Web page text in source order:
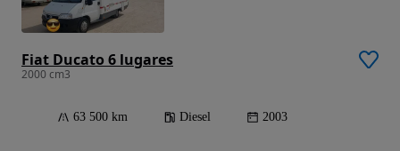
Fiat Ducato 6 lugares
2000 cm3
63 500 km Diesel 2003